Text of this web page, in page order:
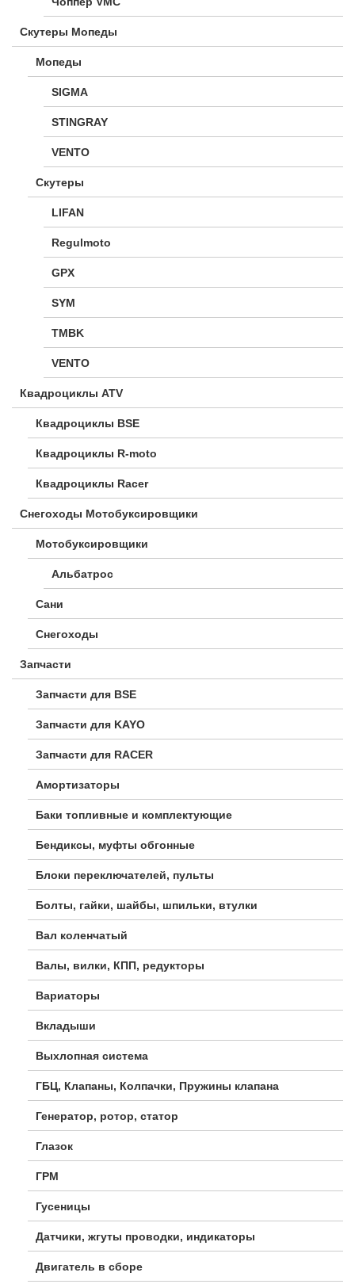
Скутеры Мопеды
Мопеды
SIGMA
STINGRAY
VENTO
Скутеры
LIFAN
Regulmoto
GPX
SYM
TMBK
VENTO
Квадроциклы ATV
Квадроциклы BSE
Квадроциклы R-moto
Квадроциклы Racer
Снегоходы Мотобуксировщики
Мотобуксировщики
Альбатрос
Сани
Снегоходы
Запчасти
Запчасти для BSE
Запчасти для KAYO
Запчасти для RACER
Амортизаторы
Баки топливные и комплектующие
Бендиксы, муфты обгонные
Блоки переключателей, пульты
Болты, гайки, шайбы, шпильки, втулки
Вал коленчатый
Валы, вилки, КПП, редукторы
Вариаторы
Вкладыши
Выхлопная система
ГБЦ, Клапаны, Колпачки, Пружины клапана
Генератор, ротор, статор
Глазок
ГРМ
Гусеницы
Датчики, жгуты проводки, индикаторы
Двигатель в сборе